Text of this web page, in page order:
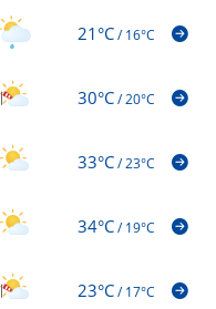
21°C/16°C
30°C/20°C
33°C/23°C
34°C/19°C
23°C/17°C